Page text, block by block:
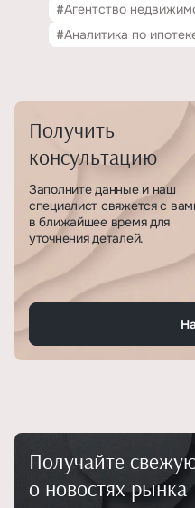
#Агентство
#Аналитика по
Получить
консультацию
Заполните данные и наш
специалист свяжется с
в ближайшее время для
уточнения деталей.
Получайте
о новостях рынка